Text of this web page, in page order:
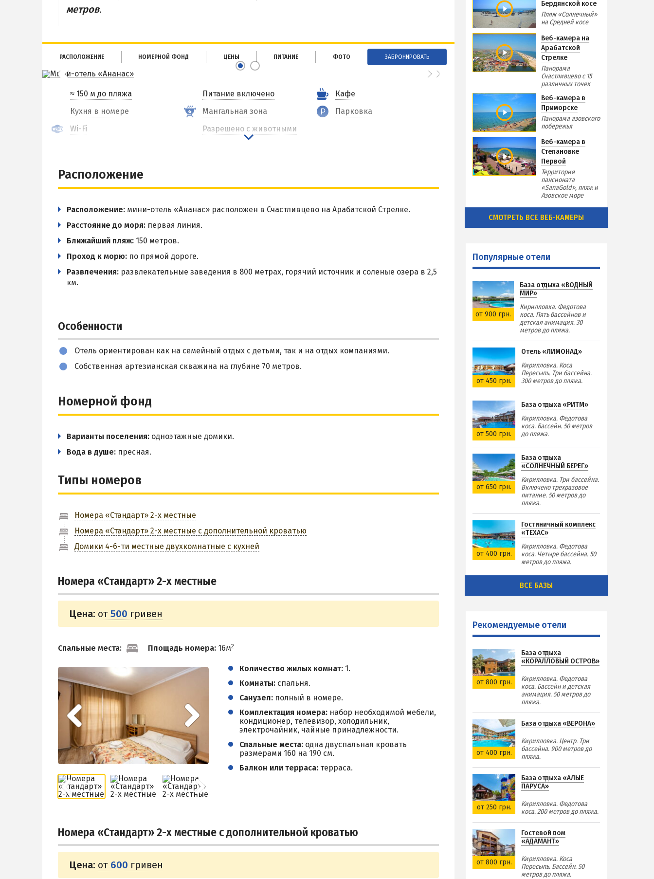
метров.
РАСПОЛОЖЕНИЕ НОМЕРНОЙ ФОНД ЦЕНЫ ПИТАНИЕ ФОТО ЗАБРОНИРОВАТЬ
≈ 150 м до пляжа Питание включено
Кафе
Кухня в номере
Мангальная зона
Парковка
Wi-Fi
Разрешено с животными
Расположение
Расположение: мини-отель «Ананас» расположен в Счастливцево на Арабатской Стрелке.
Расстояние до моря: первая линия.
Ближайший пляж: 150 метров.
Проход к морю: по прямой дороге.
Развлечения: развлекательные заведения в 800 метрах, горячий источник и соленые озера в 2,5
км.
Особенности
Отель ориентирован как на семейный отдых с детьми, так и на отдых компаниями.
Собственная артезианская скважина на глубине 70 метров.
Номерной фонд
Варианты поселения: одноэтажные домики.
Вода в душе: пресная.
Типы номеров
Номера «Стандарт» 2-х местные
Номера «Стандарт» 2-х местные с дополнительной кроватью
Домики 4-6-ти местные двухкомнатные с кухней
Номера «Стандарт» 2-х местные
Цена: от 500 гривен
Спальные места: Площадь номера: 16м2
Количество жилых комнат: 1.
Комнаты: спальня.
Санузел: полный в номере.
Комплектация номера: набор необходимой мебели,
кондиционер, телевизор, холодильник,
электрочайник, чайные принадлежности.
Спальные места: одна двуспальная кровать
размерами 160 на 190 см.
Балкон или терраса: терраса.
Номера «Стандарт» 2-х местные с дополнительной кроватью
Цена: от 600 гривен
Бердянской косе
Пляж «Солнечный»
на Средней косе
Веб-камера на
Арабатской
Стрелке
Панорама
Счастливцево с 15
различных точек
Веб-камера в
Приморске
Панорама азовского
побережья
Веб-камера в
Степановке
Первой
Территория
пансионата
«SanaGold», пляж и
Азовское море
СМОТРЕТЬ ВСЕ ВЕБ-КАМЕРЫ
Популярные отели
от 900 грн.
База отдыха «ВОДНЫЙ
МИР»
Кирилловка. Федотова
коса. Пять бассейнов и
детская анимация. 30
метров до пляжа.
от 450 грн.
Отель «ЛИМОНАД»
Кирилловка. Коса
Пересыпь. Три бассейна.
300 метров до пляжа.
от 500 грн.
База отдыха «РИТМ»
Кирилловка. Федотова
коса. Бассейн. 50 метров
до пляжа.
от 650 грн.
База отдыха
«СОЛНЕЧНЫЙ БЕРЕГ»
Кирилловка. Три бассейна.
Включено трехразовое
питание. 50 метров до
пляжа.
от 400 грн.
Гостиничный комплекс
«ТЕХАС»
Кирилловка. Федотова
коса. Четыре бассейна. 50
метров до пляжа.
ВСЕ БАЗЫ
Рекомендуемые отели
от 800 грн.
База отдыха
«КОРАЛЛОВЫЙ ОСТРОВ»
Кирилловка. Федотова
коса. Бассейн и детская
анимация. 50 метров до
пляжа.
от 400 грн.
База отдыха «ВЕРОНА»
Кирилловка. Центр. Три
бассейна. 900 метров до
пляжа.
от 250 грн.
База отдыха «АЛЫЕ
ПАРУСА»
Кирилловка. Федотова
коса. 200 метров до пляжа.
от 800 грн.
Гостевой дом
«АДАМАНТ»
Кирилловка. Коса
Пересыпь. Бассейн. 50
метров до пляжа.